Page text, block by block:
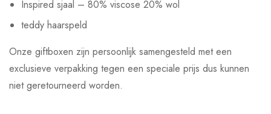
Inspired sjaal – 80% viscose 20% wol
teddy haarspeld
Onze giftboxen zijn persoonlijk samengesteld met een
exclusieve verpakking tegen een speciale prijs dus kunnen
niet geretourneerd worden.